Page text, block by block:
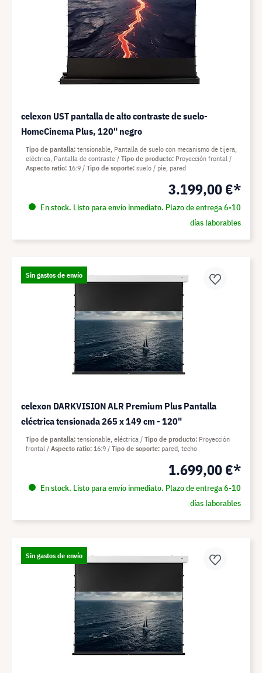
celexon UST pantalla de alto contraste de suelo-
HomeCinema Plus, 120" negro
3.199,00 €*
En stock. Listo para envío inmediato. Plazo de entrega 6-10
días laborables
Tipo de pantalla tensionable, Pantalla de suelo con mecanismo de tijera,
eléctrica, Pantalla de contraste
Tipo de producto Proyección frontal
Aspecto ratio 16:9 Tipo de soporte suelo / pie, pared
Sin gastos de envío
celexon DARKVISION ALR Premium Plus Pantalla
eléctrica tensionada 265 x 149 cm - 120"
1.699,00 €*
En stock. Listo para envío inmediato. Plazo de entrega 6-10
días laborables
Tipo de pantalla tensionable, eléctrica Tipo de producto Proyección
frontal
Aspecto ratio 16:9 Tipo de soporte pared, techo
Sin gastos de envío